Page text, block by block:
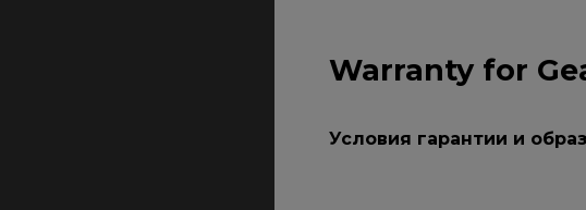
Warranty for
Условия гарантии и